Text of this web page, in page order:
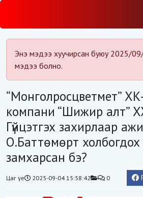
Энэ мэдээ хуучирсан буюу 2025/
мэдээ болно.
“Монголросцветмет”
компани “Шижир алт”
Гүйцэтгэх захирлаар
О.Баттөмөрт
замхарсан бэ?
Цаг үе 2025-09-04 15:58:42 0